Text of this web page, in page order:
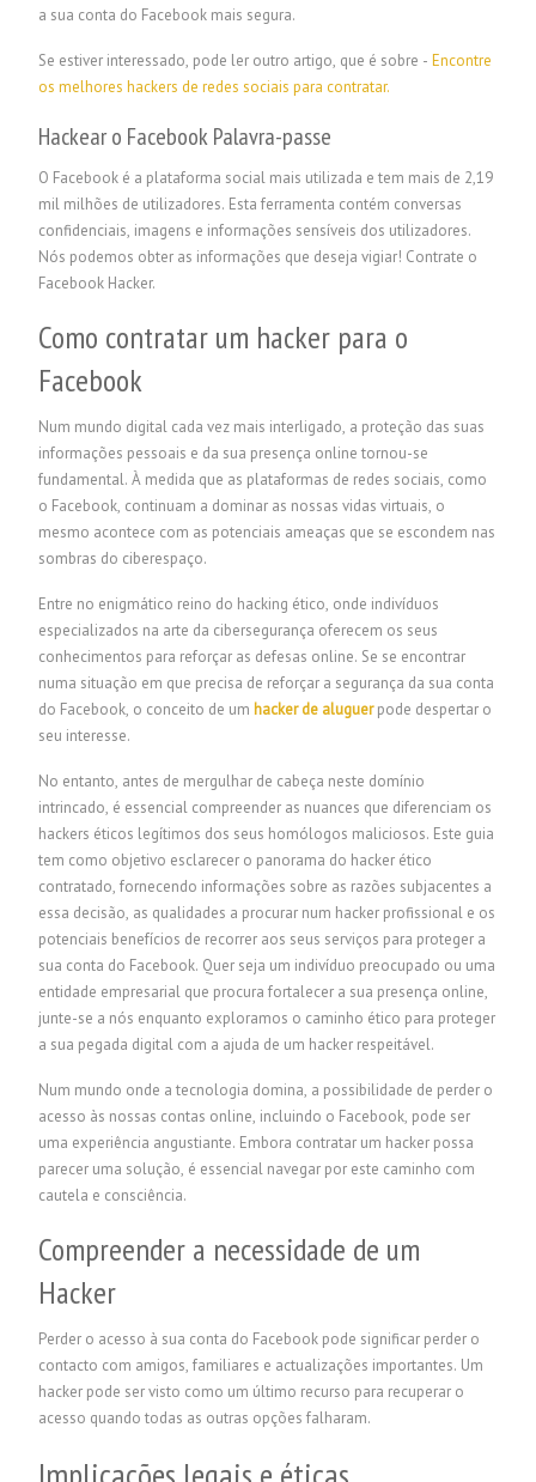
a sua conta do Facebook mais segura.
Se estiver interessado, pode ler outro artigo, que é sobre -Encontre
os melhores hackers de redes sociais para contratar.
Hackear o FacebookPalavra-passe
O Facebook é a plataforma social mais utilizada e tem mais de 2,19
mil milhões de utilizadores. Esta ferramenta contém conversas
confidenciais, imagens e informações sensíveis dos utilizadores.
Nós podemos obter as informações que deseja vigiar! Contrate o
Facebook Hacker.
Como contratar um hacker para o
Facebook
Num mundo digital cada vez mais interligado, a proteção das suas
informações pessoais e da sua presença online tornou-se
fundamental. À medida que as plataformas de redes sociais, como
o Facebook, continuam a dominar as nossas vidas virtuais, o
mesmo acontece com as potenciais ameaças que se escondem nas
sombras do ciberespaço.
Entre no enigmático reino do hacking ético, onde indivíduos
especializados na arte da cibersegurança oferecem os seus
conhecimentos para reforçar as defesas online. Se se encontrar
numa situação em que precisa de reforçar a segurança da sua conta
do Facebook, o conceito de um hacker de aluguerpode despertar o
seu interesse.
No entanto, antes de mergulhar de cabeça neste domínio
intrincado, é essencial compreender as nuances que diferenciam os
hackers éticos legítimos dos seus homólogos maliciosos. Este guia
tem como objetivo esclarecer o panorama do hacker ético
contratado, fornecendo informações sobre as razões subjacentes a
essa decisão, as qualidades a procurar num hacker profissional e os
potenciais benefícios de recorrer aos seus serviços para proteger a
sua conta do Facebook. Quer seja um indivíduo preocupado ou uma
entidade empresarial que procura fortalecer a sua presença online,
junte-se a nós enquanto exploramos o caminho ético para proteger
a sua pegada digital com a ajuda de um hacker respeitável.
Num mundo onde a tecnologia domina, a possibilidade de perder o
acesso às nossas contas online, incluindo o Facebook, pode ser
uma experiência angustiante. Embora contratar um hacker possa
parecer uma solução, é essencial navegar por este caminho com
cautela e consciência.
Compreender a necessidade de um
Hacker
Perder o acesso à sua conta do Facebook pode significar perder o
contacto com amigos, familiares e actualizações importantes. Um
hacker pode ser visto como um último recurso para recuperar o
acesso quando todas as outras opções falharam.